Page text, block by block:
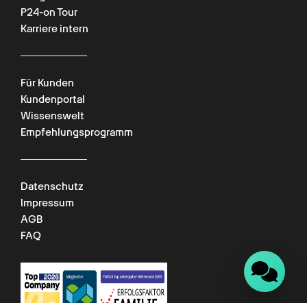
P24-on Tour
Karriere intern
Für Kunden
Kundenportal
Wissenswelt
Empfehlungsprogramm
Datenschutz
Impressum
AGB
FAQ
Chat verfügbar